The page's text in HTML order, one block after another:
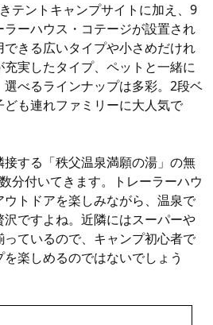
テントキャンプサイトに加え、9
ーハウス・コテージが設置され
きる広いタイプや小さめだけれ
実したタイプ、ペットと一緒に
べるラインナップは多彩。2段ベ
も連れファミリーに大人気で
する「秩父温泉満願の湯」の無
分付いてきます。トレーラーハウ
トドアを楽しみながら、温泉で
ですよね。近隣にはスーパーや
ているので、キャンプ初心者で
楽しめるのではないでしょう